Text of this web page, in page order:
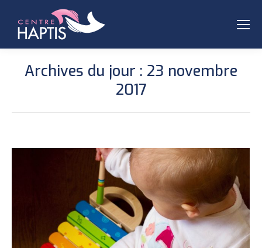
Archives du jour : 23 novembre
2017